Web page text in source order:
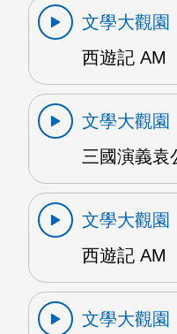
文學大觀園
西遊記 AM
文學大觀園
三國演義袁
文學大觀園
西遊記 AM
文學大觀園